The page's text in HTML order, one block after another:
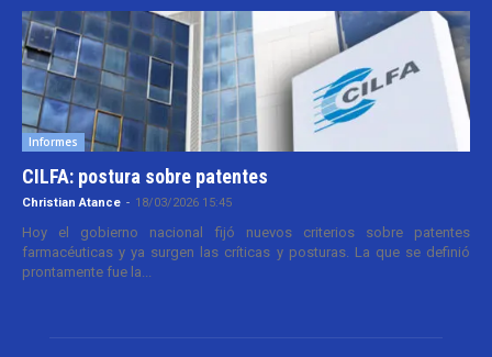
Informes
CILFA: postura sobre patentes
Christian Atance - 18/03/2026 15:45
Hoy el gobierno nacional fijó nuevos criterios sobre patentes
farmacéuticas y ya surgen las críticas y posturas. La que se definió
prontamente fue la...